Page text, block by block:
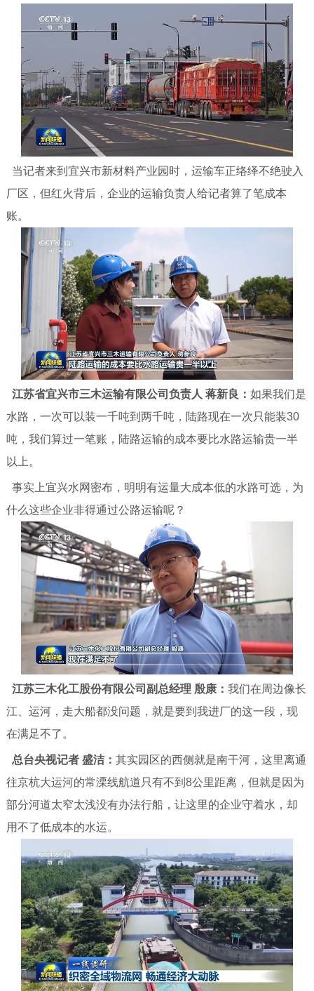
当记者来到宜兴市新材料产业园时，运输车正络绎不绝驶入
厂区，但红火背后，企业的运输负责人给记者算了笔成本
账。
江苏省宜兴市三木运输有限公司负责人 蒋新良 ： 如果我们是
水路，一次可以装一千吨到两千吨，陆路现在一次只能装30
吨，我们算过一笔账，陆路运输的成本要比水路运输贵一半
以上。
事实上宜兴水网密布，明明有运量大成本低的水路可选，为
什么这些企业非得通过公路运输呢？
江苏三木化工股份有限公司副总经理 殷康： 我们在周边像长
江、运河，走大船都没问题，就是要到我进厂的这一段，现
在满足不了。
总台央视记者 盛洁： 其实园区的西侧就是南干河，这里离通
往京杭大运河的常溧线航道只有不到8公里距离，但就是因为
部分河道太窄太浅没有办法行船，让这里的企业守着水，却
用不了低成本的水运。